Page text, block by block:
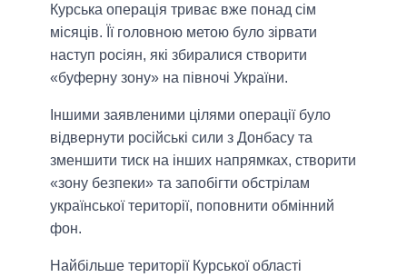
Курська операція триває вже понад сім
місяців. Її головною метою було зірвати
наступ росіян, які збиралися створити
«буферну зону» на півночі України.
Іншими заявленими цілями операції було
відвернути російські сили з Донбасу та
зменшити тиск на інших напрямках, створити
«зону безпеки» та запобігти обстрілам
української території, поповнити обмінний
фон.
Найбільше території Курської області